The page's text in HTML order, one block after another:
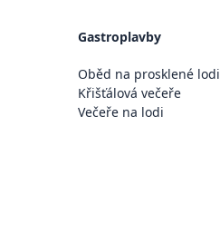
Gastroplavby
Oběd na prosklené lodi
Křišťálová večeře
Večeře na lodi